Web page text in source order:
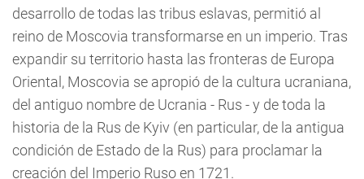
desarrollo de todas las tribus eslavas, permitió al
reino de Moscovia transformarse en un imperio. Tras
expandir su territorio hasta las fronteras de Europa
Oriental, Moscovia se apropió de la cultura ucraniana,
del antiguo nombre de Ucrania - Rus - y de toda la
historia de la Rus de Kyiv (en particular, de la antigua
condición de Estado de la Rus) para proclamar la
creación del Imperio Ruso en 1721.